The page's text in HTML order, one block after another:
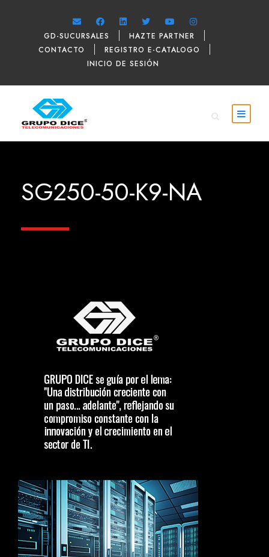
GD-SUCURSALES
HAZTE PARTNER
CONTACTO
REGISTRO E-CATALOGO
INICIO DE SESIÓN
SG250-50-K9-NA